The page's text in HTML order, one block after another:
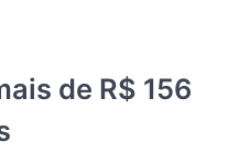
de R$ 156